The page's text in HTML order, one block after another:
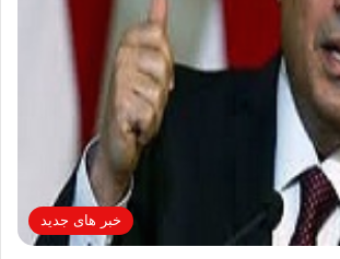
خبر های جدید